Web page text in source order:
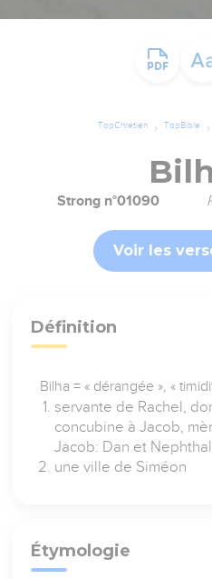
TopChrétien TopBible
Strong n°01090
Voir les
Définition
Bilha = « dérangée », «
servante de Rachel,
concubine à Jacob,
Jacob: Dan et
une ville de Siméon
Étymologie